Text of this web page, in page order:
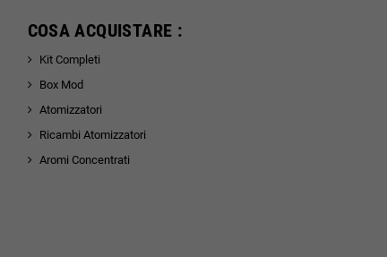
COSA ACQUISTARE :
Kit Completi
Box Mod
Atomizzatori
Ricambi Atomizzatori
Aromi Concentrati